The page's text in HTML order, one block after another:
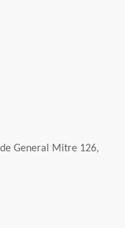
de General Mitre 126,